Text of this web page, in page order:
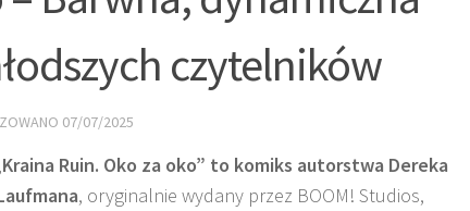
czytelników
07/07/2025
Kraina Ruin. Oko za oko” to komiks autorstwa Dereka
, oryginalnie wydany przez BOOM! Studios,